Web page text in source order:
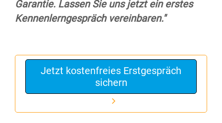
Garantie. Lassen Sie uns jetzt ein erstes
Kennenlerngespräch vereinbaren."
Jetzt kostenfreies Erstgespräch
sichern